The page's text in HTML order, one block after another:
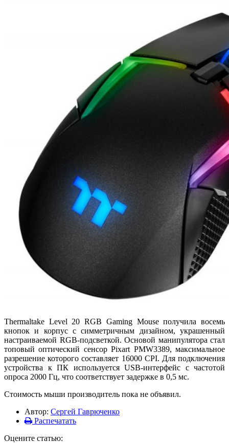
Thermaltake Level 20 RGB Gaming Mouse получила восемь
кнопок и корпус с симметричным дизайном, украшенный
настраиваемой RGB-подсветкой. Основой манипулятора стал
топовый оптический сенсор Pixart PMW3389, максимальное
разрешение которого составляет 16000 CPI. Для подключения
устройства к ПК используется USB-интерфейс с частотой
опроса 2000 Гц, что соответствует задержке в 0,5 мс.
Стоимость мыши производитель пока не объявил.
Автор: Сергей Гаврюченко
Распечатать
Оцените статью: